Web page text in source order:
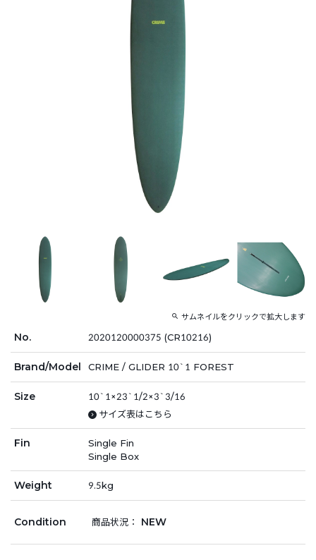
サムネイルをクリックで拡大します
No. 2020120000375 (CR10216)
Brand/Model CRIME / GLIDER 10`1 FOREST
Size
10`1×23`1/2×3`3/16
サイズ表はこちら
Fin
Single Fin
Single Box
Weight 9.5kg
Condition 商品状況： NEW